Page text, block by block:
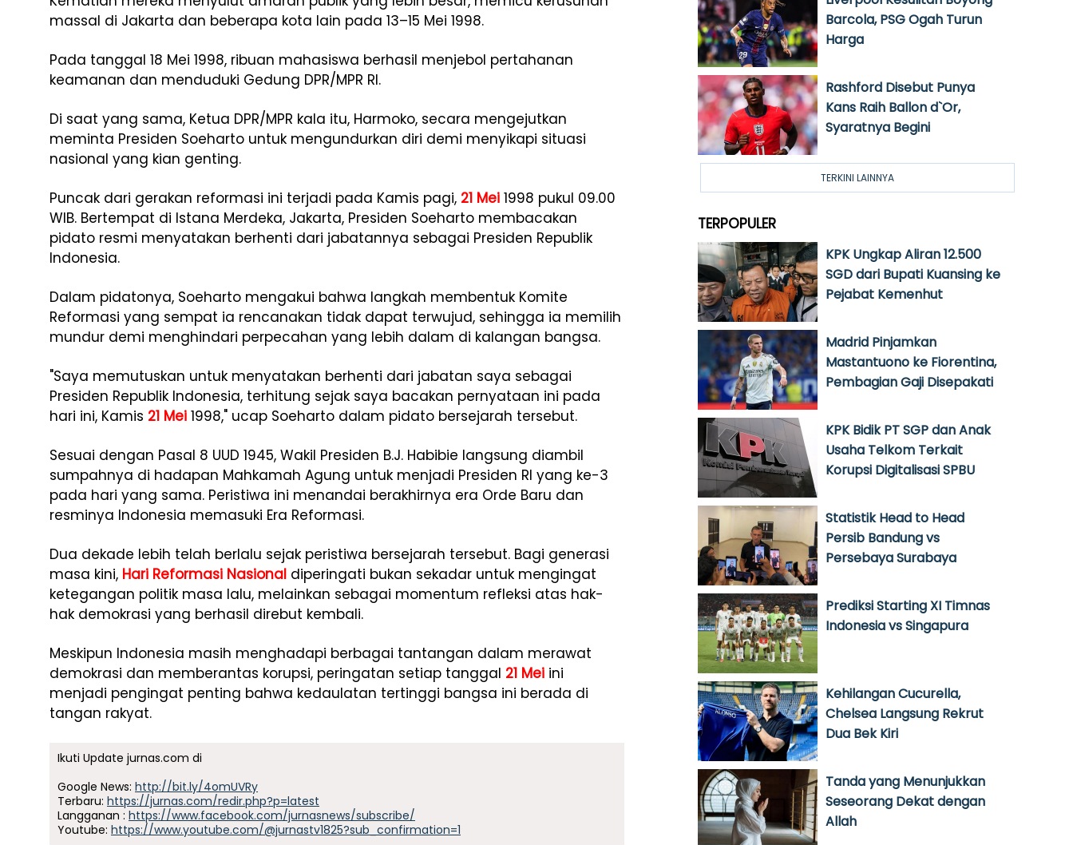
massal di Jakarta dan beberapa kota lain pada 13–15 Mei 1998.
Pada tanggal 18 Mei 1998, ribuan mahasiswa berhasil menjebol pertahanan
keamanan dan menduduki Gedung DPR/MPR RI.
Di saat yang sama, Ketua DPR/MPR kala itu, Harmoko, secara mengejutkan
meminta Presiden Soeharto untuk mengundurkan diri demi menyikapi situasi
nasional yang kian genting.
Puncak dari gerakan reformasi ini terjadi pada Kamis pagi, 21 Mei 1998 pukul 09.00
WIB. Bertempat di Istana Merdeka, Jakarta, Presiden Soeharto membacakan
pidato resmi menyatakan berhenti dari jabatannya sebagai Presiden Republik
Indonesia.
Dalam pidatonya, Soeharto mengakui bahwa langkah membentuk Komite
Reformasi yang sempat ia rencanakan tidak dapat terwujud, sehingga ia memilih
mundur demi menghindari perpecahan yang lebih dalam di kalangan bangsa.
"Saya memutuskan untuk menyatakan berhenti dari jabatan saya sebagai
Presiden Republik Indonesia, terhitung sejak saya bacakan pernyataan ini pada
hari ini, Kamis 21 Mei 1998," ucap Soeharto dalam pidato bersejarah tersebut.
Sesuai dengan Pasal 8 UUD 1945, Wakil Presiden B.J. Habibie langsung diambil
sumpahnya di hadapan Mahkamah Agung untuk menjadi Presiden RI yang ke-3
pada hari yang sama. Peristiwa ini menandai berakhirnya era Orde Baru dan
resminya Indonesia memasuki Era Reformasi.
Dua dekade lebih telah berlalu sejak peristiwa bersejarah tersebut. Bagi generasi
masa kini, Hari Reformasi Nasional diperingati bukan sekadar untuk mengingat
ketegangan politik masa lalu, melainkan sebagai momentum refleksi atas hak-
hak demokrasi yang berhasil direbut kembali.
Meskipun Indonesia masih menghadapi berbagai tantangan dalam merawat
demokrasi dan memberantas korupsi, peringatan setiap tanggal 21 Mei ini
menjadi pengingat penting bahwa kedaulatan tertinggi bangsa ini berada di
tangan rakyat.
Ikuti Update jurnas.com di
Google News: http://bit.ly/4omUVRy
Terbaru: https://jurnas.com/redir.php?p=latest
Langganan : https://www.facebook.com/jurnasnews/subscribe/
Youtube: https://www.youtube.com/@jurnastv1825?sub_confirmation=1
Barcola, PSG Ogah Turun
Harga
Rashford Disebut Punya
Kans Raih Ballon d`Or,
Syaratnya Begini
TERKINI LAINNYA
TERPOPULER
KPK Ungkap Aliran 12.500
SGD dari Bupati Kuansing ke
Pejabat Kemenhut
Madrid Pinjamkan
Mastantuono ke Fiorentina,
Pembagian Gaji Disepakati
KPK Bidik PT SGP dan Anak
Usaha Telkom Terkait
Korupsi Digitalisasi SPBU
Statistik Head to Head
Persib Bandung vs
Persebaya Surabaya
Prediksi Starting XI Timnas
Indonesia vs Singapura
Kehilangan Cucurella,
Chelsea Langsung Rekrut
Dua Bek Kiri
Tanda yang Menunjukkan
Seseorang Dekat dengan
Allah